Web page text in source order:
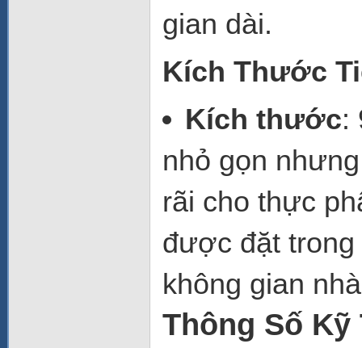
gian dài.
Kích Thước
Kích thước:
nhỏ gọn
rãi cho thực
được đặt
không gian
Thông Số Kỹ